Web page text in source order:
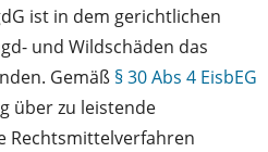
ist in dem gerichtlichen
und Wildschäden das
Gemäß § 30 Abs 4 EisbEG
über zu leistende
Rechtsmittelverfahren